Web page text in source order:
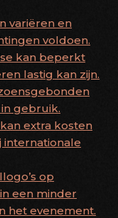
variëren en
voldoen.
kan beperkt
lastig kan zijn.
gebruik.
extra kosten
internationale
op
een minder
het evenement.